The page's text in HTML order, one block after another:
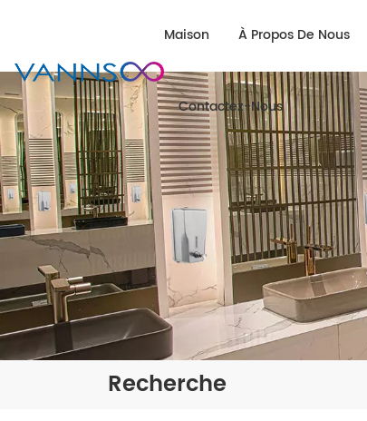
Maison À Propos De Nous
Contactez-Nous
Recherche